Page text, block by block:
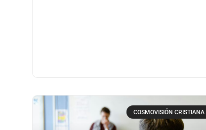
COSMOVISIÓN CRISTIANA